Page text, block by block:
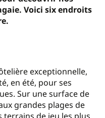
Voici six endroits
exceptionnelle,
en été, pour ses
Sur une surface de
grandes plages de